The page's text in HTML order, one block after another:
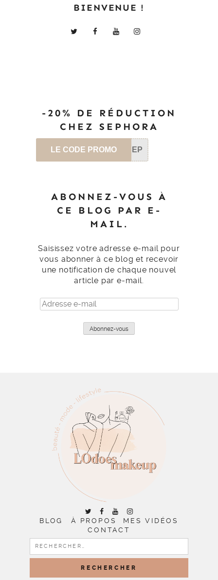
BIENVENUE !
-20% DE RÉDUCTION
CHEZ SEPHORA
LE CODE PROMO SEP
ABONNEZ-VOUS À
CE BLOG PAR E-
MAIL.
Saisissez votre adresse e-mail pour
vous abonner à ce blog et recevoir
une notification de chaque nouvel
article par e-mail.
Adresse
e-
Abonnez-vous
BLOG À PROPOS
MES VIDÉOS
CONTACT
RECHERCHER :